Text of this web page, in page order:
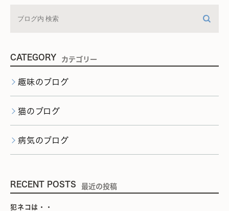
CATEGORY カテゴリー
趣味のブログ
猫のブログ
病気のブログ
RECENT POSTS 最近の投稿
犯ネコは・・